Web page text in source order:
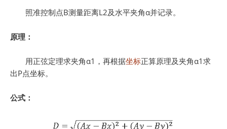
照准控制点B测量距离L2及水平夹角α并记录。
原理：
用正弦定理求夹角α1，再根据坐标正算原理及夹角α1求
出P点坐标。
公式：